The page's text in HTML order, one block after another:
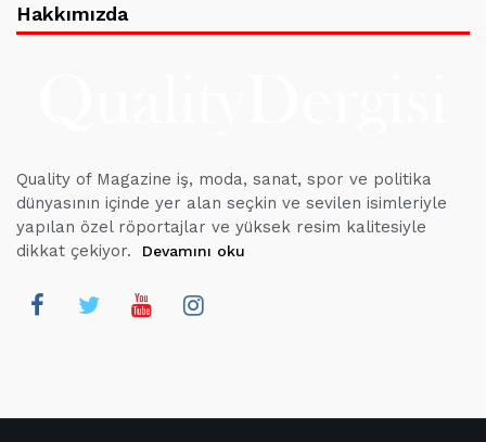
Hakkımızda
Quality of Magazine iş, moda, sanat, spor ve politika
dünyasının içinde yer alan seçkin ve sevilen isimleriyle
yapılan özel röportajlar ve yüksek resim kalitesiyle
dikkat çekiyor.
Devamını oku